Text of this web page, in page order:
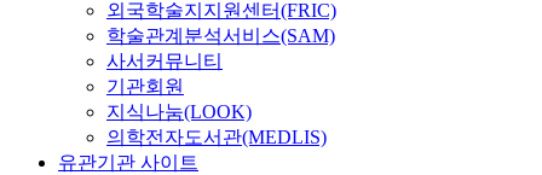
외국학술지지원센터(FRIC)
학술관계분석서비스(SAM)
사서커뮤니티
기관회원
지식나눔(LOOK)
의학전자도서관(MEDLIS)
유관기관 사이트